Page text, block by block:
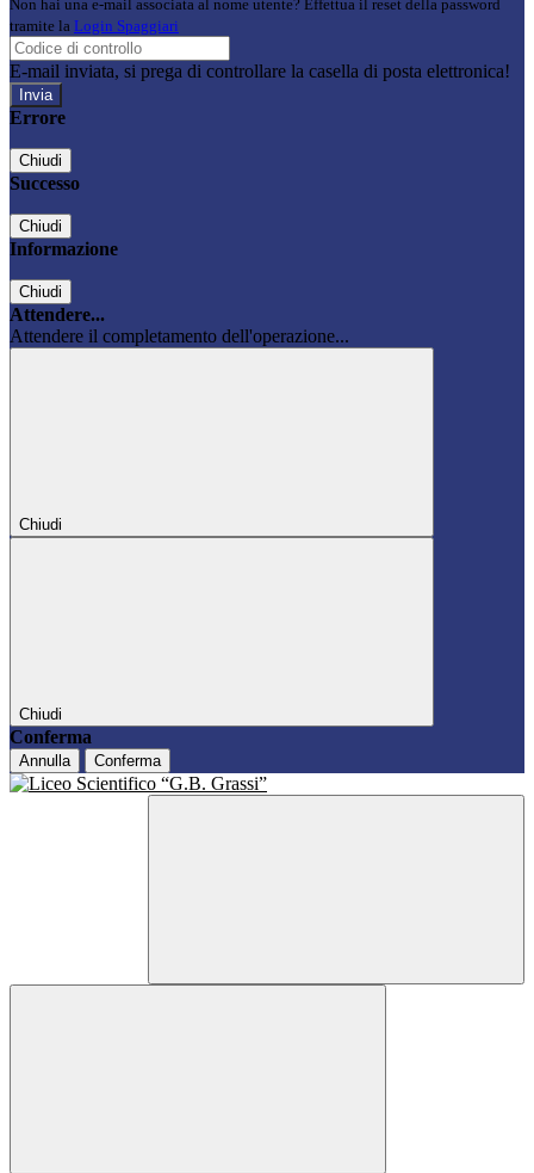
Non hai una e-mail associata al nome utente? Effettua il reset della password
tramite la Login Spaggiari
E-mail inviata, si prega di controllare la casella di posta elettronica!
Errore
Chiudi
Successo
Chiudi
Informazione
Chiudi
Attendere...
Attendere il completamento dell'operazione...
Chiudi
Chiudi
Conferma
Annulla Conferma